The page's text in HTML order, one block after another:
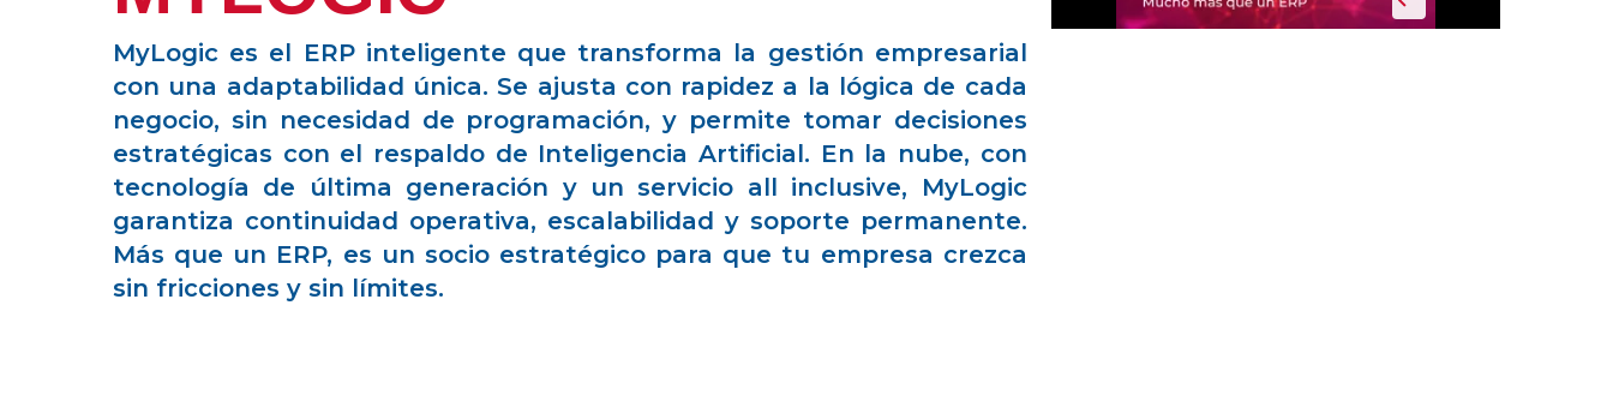
MyLogic es el ERP inteligente que transforma la gestión empresarial
con una adaptabilidad única. Se ajusta con rapidez a la lógica de cada
negocio, sin necesidad de programación, y permite tomar decisiones
estratégicas con el respaldo de Inteligencia Artificial. En la nube, con
tecnología de última generación y un servicio all inclusive, MyLogic
garantiza continuidad operativa, escalabilidad y soporte permanente.
Más que un ERP, es un socio estratégico para que tu empresa crezca
sin fricciones y sin límites.